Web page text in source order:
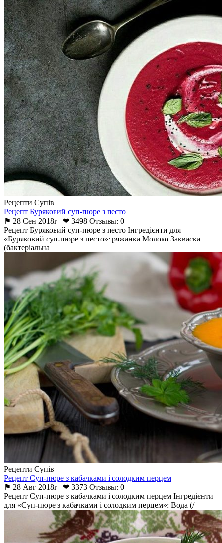
Рецепти Супів
Рецепт Буряковий суп-пюре з песто
⚑ 28 Сен 2018г | ❤ 3498 Отзывы: 0
Рецепт Буряковий суп-пюре з песто Інгредієнти для
«Буряковий суп-пюре з песто»: ряжанка Молоко Закваска
(бактеріальна
Рецепти Супів
Рецепт Суп-пюре з кабачками і солодким перцем
⚑ 28 Авг 2018г | ❤ 3373 Отзывы: 0
Рецепт Суп-пюре з кабачками і солодким перцем Інгредієнти
для «Суп-пюре з кабачками і солодким перцем»: Вода (/